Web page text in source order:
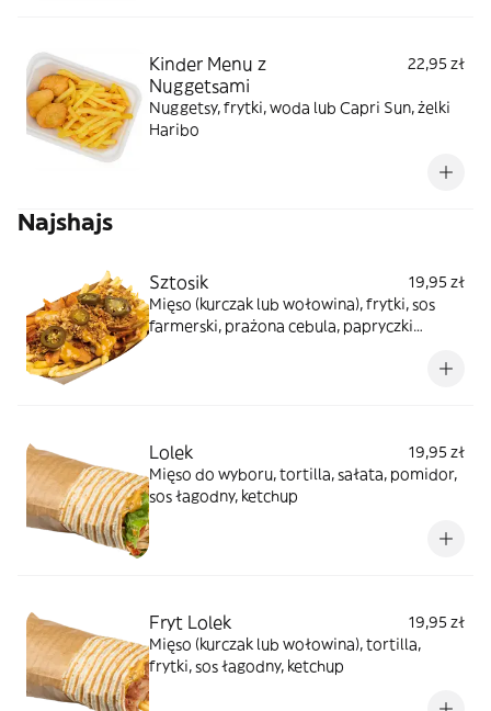
Kinder Menu z
Nuggetsami
22,95 zł
Nuggetsy, frytki, woda lub Capri Sun, żelki
Haribo
Najshajs
Sztosik
19,95 zł
Mięso (kurczak lub wołowina), frytki, sos
farmerski, prażona cebula, papryczki
Lolek
19,95 zł
Mięso do wyboru, tortilla, sałata, pomidor,
sos łagodny, ketchup
Fryt Lolek
19,95 zł
Mięso (kurczak lub wołowina), tortilla,
frytki, sos łagodny, ketchup